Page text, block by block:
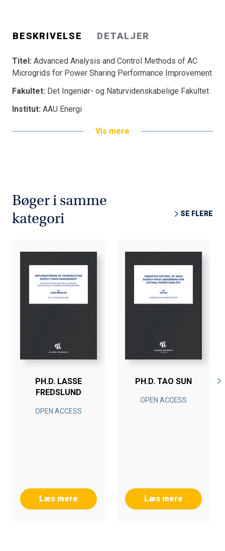
BESKRIVELSE DETALJER
Titel: Advanced Analysis and Control Methods of AC
Microgrids for Power Sharing Performance Improvement
Fakultet: Det Ingeniør- og Naturvidenskabelige Fakultet
Institut: AAU Energi
Vis mere
Bøger i samme
kategori
SE FLERE
PH.D. LASSE
FREDSLUND
OPEN ACCESS
Læs mere
PH.D. TAO SUN
OPEN ACCESS
Læs mere